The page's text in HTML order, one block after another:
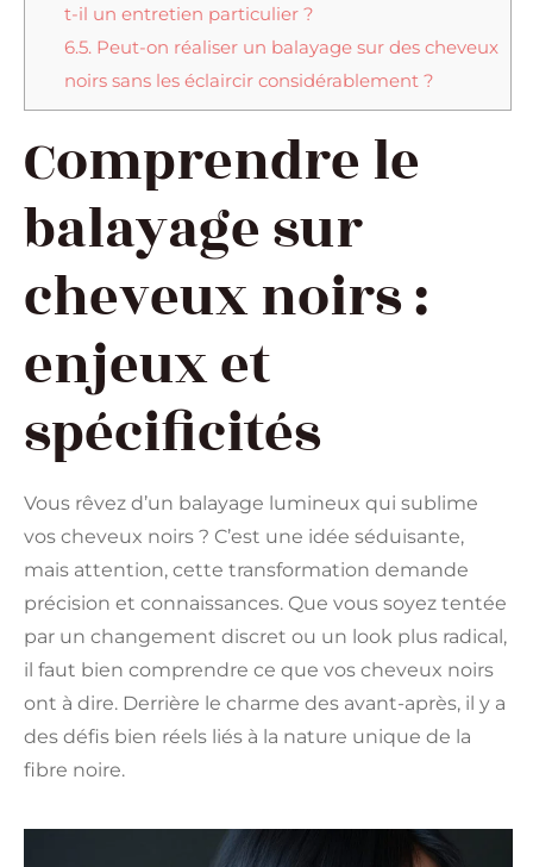
t-il un entretien particulier ?
6.5. Peut-on réaliser un balayage sur des cheveux
noirs sans les éclaircir considérablement ?
Comprendre le
balayage sur
cheveux noirs :
enjeux et
spécificités
Vous rêvez d’un balayage lumineux qui sublime
vos cheveux noirs ? C’est une idée séduisante,
mais attention, cette transformation demande
précision et connaissances. Que vous soyez tentée
par un changement discret ou un look plus radical,
il faut bien comprendre ce que vos cheveux noirs
ont à dire. Derrière le charme des avant-après, il y a
des défis bien réels liés à la nature unique de la
fibre noire.